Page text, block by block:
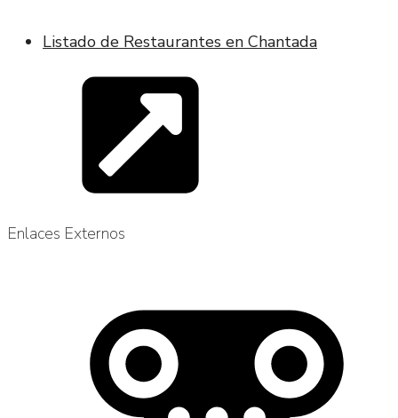
Listado de Restaurantes en Chantada
Enlaces Externos